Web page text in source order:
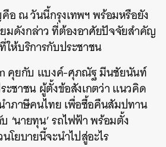
อ ณ วันนี้กรุงเทพฯ พร้อมหรือยัง
ยมดังกล่าว ที่ต้องอาศัยปัจจัยสำคัญ
ให้บริการกับประชาชน
คุยกับ แบงค์-ศุภณัฐ มีนชัยนันท์
ะชาชน ผู้ตั้งข้อสังเกตว่า แนวคิด
ำภาษีคนไทย เพื่อซื้อคืนสัมปทาน
‘นายทุน’ รถไฟฟ้า พร้อมตั้ง
โยบายนี้จะนำไปสู่อะไร